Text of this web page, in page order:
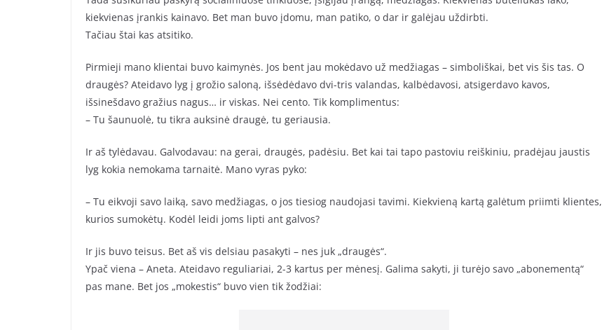
kiekvienas įrankis kainavo. Bet man buvo įdomu, man patiko, o dar ir galėjau uždirbti.
Tačiau štai kas atsitiko.
Pirmieji mano klientai buvo kaimynės. Jos bent jau mokėdavo už medžiagas – simboliškai, bet vis šis tas. O
draugės? Ateidavo lyg į grožio saloną, išsėdėdavo dvi-tris valandas, kalbėdavosi, atsigerdavo kavos,
išsinešdavo gražius nagus… ir viskas. Nei cento. Tik komplimentus:
– Tu šaunuolė, tu tikra auksinė draugė, tu geriausia.
Ir aš tylėdavau. Galvodavau: na gerai, draugės, padėsiu. Bet kai tai tapo pastoviu reiškiniu, pradėjau jaustis
lyg kokia nemokama tarnaitė. Mano vyras pyko:
– Tu eikvoji savo laiką, savo medžiagas, o jos tiesiog naudojasi tavimi. Kiekvieną kartą galėtum priimti klientes,
kurios sumokėtų. Kodėl leidi joms lipti ant galvos?
Ir jis buvo teisus. Bet aš vis delsiau pasakyti – nes juk „draugės“.
Ypač viena – Aneta. Ateidavo reguliariai, 2-3 kartus per mėnesį. Galima sakyti, ji turėjo savo „abonementą“
pas mane. Bet jos „mokestis“ buvo vien tik žodžiai: